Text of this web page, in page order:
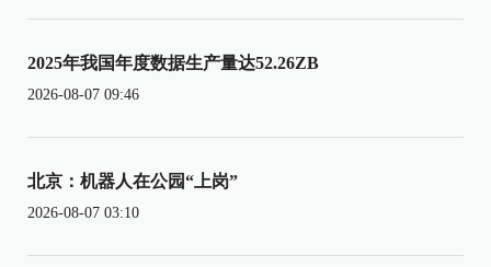
2025年我国年度数据生产量达52.26ZB
2026-08-07 09:46
北京：机器人在公园“上岗”
2026-08-07 03:10